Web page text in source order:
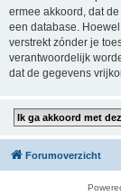
ermee akkoord, dat
een database.
verstrekt zónder je
verantwoordelijk
dat de gegevens
Forumoverzicht